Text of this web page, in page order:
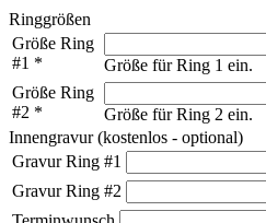
Ringgrößen
Größe Ring
#1 *
Größe für Ring 1 ein.
Größe Ring
#2 *
Größe für Ring 2 ein.
Innengravur (kostenlos - optional)
Gravur Ring #1
Gravur Ring #2